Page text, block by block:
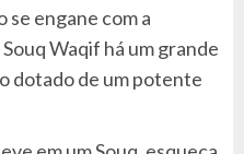
se engane com a
Waqif há um grande
dotado de um potente